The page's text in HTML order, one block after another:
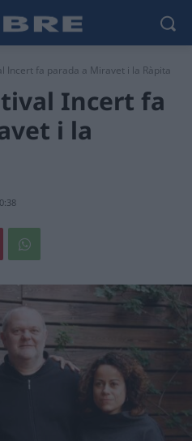
Incert fa parada a Miravet i la Ràpita
Incert fa
i la